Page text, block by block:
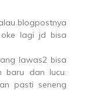
blogpostnya
lagi jd bisa
lawas2 bisa
baru dan lucu.
pasti seneng